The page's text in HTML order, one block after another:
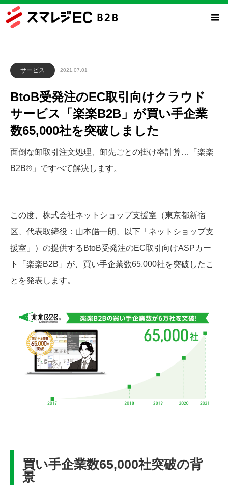
サービス 2021.07.01
BtoB受発注のEC取引向けクラウド
サービス「楽楽B2B」が買い手企業
数65,000社を突破しました
面倒な卸取引注文処理、卸先ごとの掛け率計算…「楽楽
B2B®」ですべて解決します。
この度、株式会社ネットショップ支援室（東京都新宿
区、代表取締役：山本皓一朗、以下「ネットショップ支
援室」）の提供するBtoB受発注のEC取引向けASPカー
ト「楽楽B2B」が、買い手企業数65,000社を突破したこ
とを発表します。
買い手企業数65,000社突破の背
景